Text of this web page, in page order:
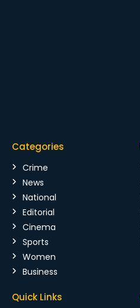
Categories
Crime
News
National
Editorial
Cinema
Sports
Women
Business
Quick Links